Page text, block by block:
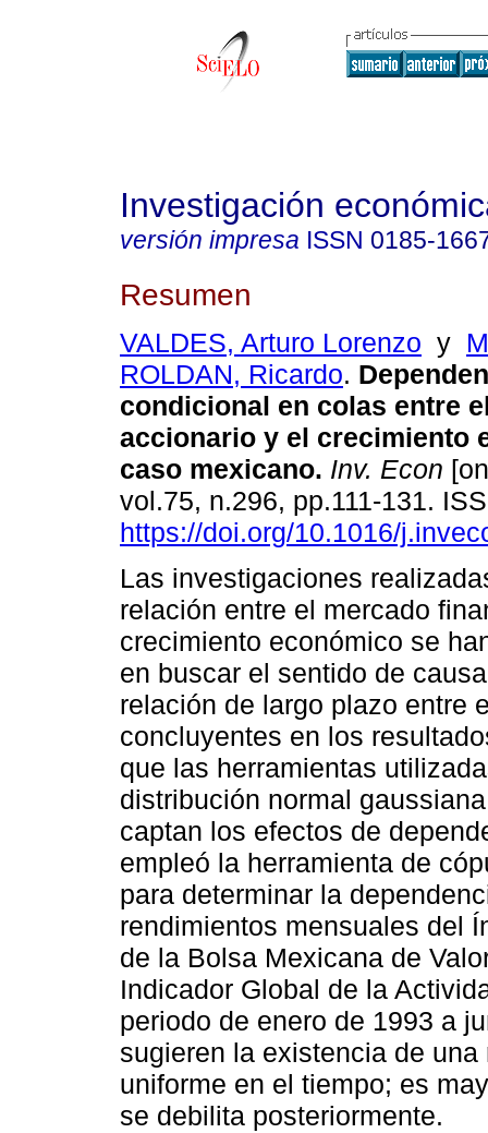
Investigación
versión impresa ISSN 0185-
Resumen
VALDES, Arturo Lorenzo y
ROLDAN, Ricardo.
condicional en colas entre
accionario y el crecimiento
caso mexicano. Inv. Econ
vol.75, n.296, pp.111-131.
https://doi.org/10.1016/
Las investigaciones
relación entre el mercado
crecimiento económico se
en buscar el sentido de
relación de largo plazo entre
concluyentes en los
que las herramientas
distribución normal
captan los efectos de
empleó la herramienta de
para determinar la
rendimientos mensuales del
de la Bolsa Mexicana de
Indicador Global de la
periodo de enero de 1993 a
sugieren la existencia de
uniforme en el tiempo; es
se debilita posteriormente.